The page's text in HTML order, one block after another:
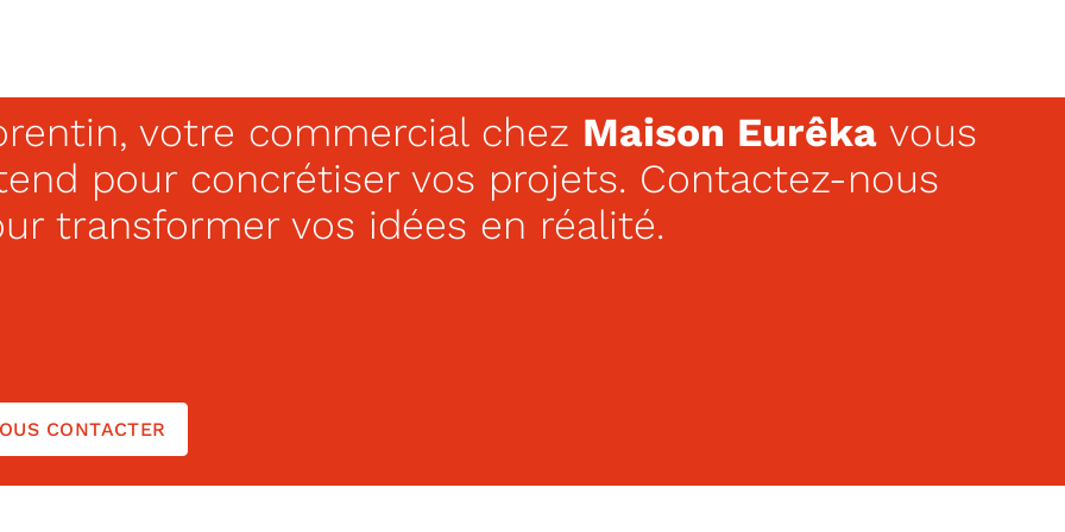
votre commercial chez Maison Eurêka vous
pour concrétiser vos projets. Contactez-nous
transformer vos idées en réalité.
CONTACTER